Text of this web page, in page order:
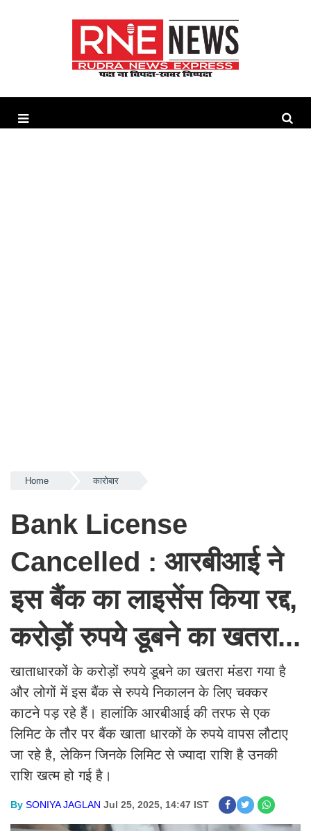
Home कारोबार
Bank License
Cancelled : आरबीआई ने
इस बैंक का लाइसेंस किया रद्द,
करोड़ों रुपये डूबने का खतरा...
खाताधारकों के करोड़ों रुपये डूबने का खतरा मंडरा गया है
और लोगों में इस बैंक से रुपये निकालन के लिए चक्कर
काटने पड़ रहे हैं। हालांकि आरबीआई की तरफ से एक
लिमिट के तौर पर बैंक खाता धारकों के रुपये वापस लौटाए
जा रहे है, लेकिन जिनके लिमिट से ज्यादा राशि है उनकी
राशि खत्म हो गई है।
By SONIYA JAGLAN Jul 25, 2025, 14:47 IST